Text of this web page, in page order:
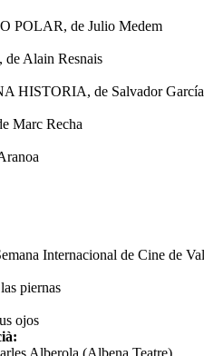
POLAR, de Julio Medem
Alain Resnais
HISTORIA, de Salvador
Marc Recha
Internacional de Cine de
piernas
ojos
Alberola (Albena Teatre)